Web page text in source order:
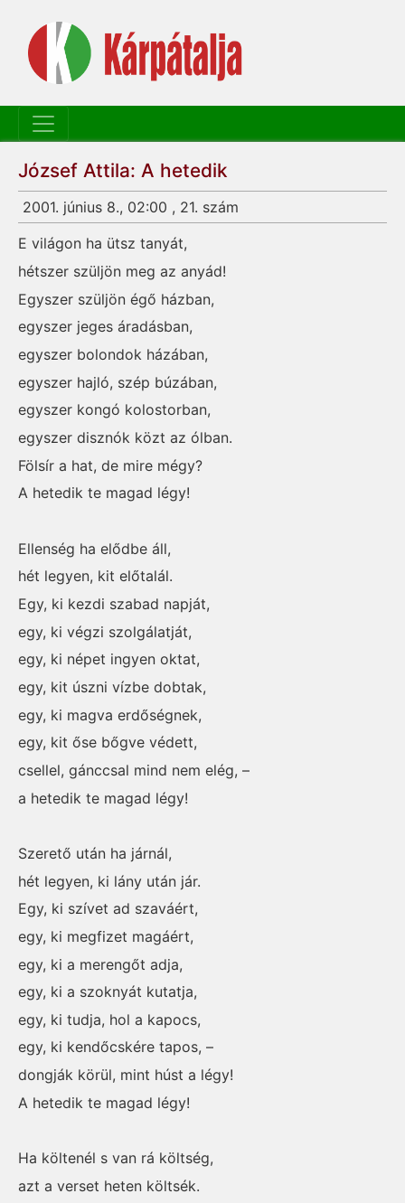
József Attila: A hetedik
2001. június 8., 02:00 , 21. szám
E világon ha ütsz tanyát,
hétszer szüljön meg az anyád!
Egyszer szüljön égő házban,
egyszer jeges áradásban,
egyszer bolondok házában,
egyszer hajló, szép búzában,
egyszer kongó kolostorban,
egyszer disznók közt az ólban.
Fölsír a hat, de mire mégy?
A hetedik te magad légy!
Ellenség ha elődbe áll,
hét legyen, kit előtalál.
Egy, ki kezdi szabad napját,
egy, ki végzi szolgálatját,
egy, ki népet ingyen oktat,
egy, kit úszni vízbe dobtak,
egy, ki magva erdőségnek,
egy, kit őse bőgve védett,
csellel, gánccsal mind nem elég, –
a hetedik te magad légy!
Szerető után ha járnál,
hét legyen, ki lány után jár.
Egy, ki szívet ad szaváért,
egy, ki megfizet magáért,
egy, ki a merengőt adja,
egy, ki a szoknyát kutatja,
egy, ki tudja, hol a kapocs,
egy, ki kendőcskére tapos, –
dongják körül, mint húst a légy!
A hetedik te magad légy!
Ha költenél s van rá költség,
azt a verset heten költsék.